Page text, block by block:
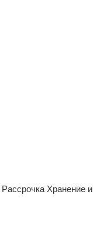
Рассрочка Хранение и